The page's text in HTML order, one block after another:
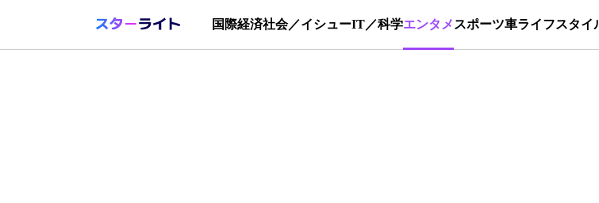
国際経済社会／イシューIT／科学エンタメ スポーツ車ライフスタイ